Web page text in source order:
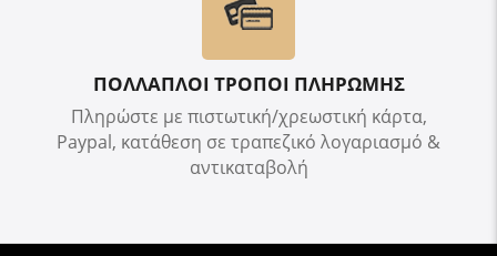
ΠΟΛΛΑΠΛΟΙ ΤΡΟΠΟΙ ΠΛΗΡΩΜΗΣ
Πληρώστε με πιστωτική/χρεωστική κάρτα,
Paypal, κατάθεση σε τραπεζικό λογαριασμό &
αντικαταβολή